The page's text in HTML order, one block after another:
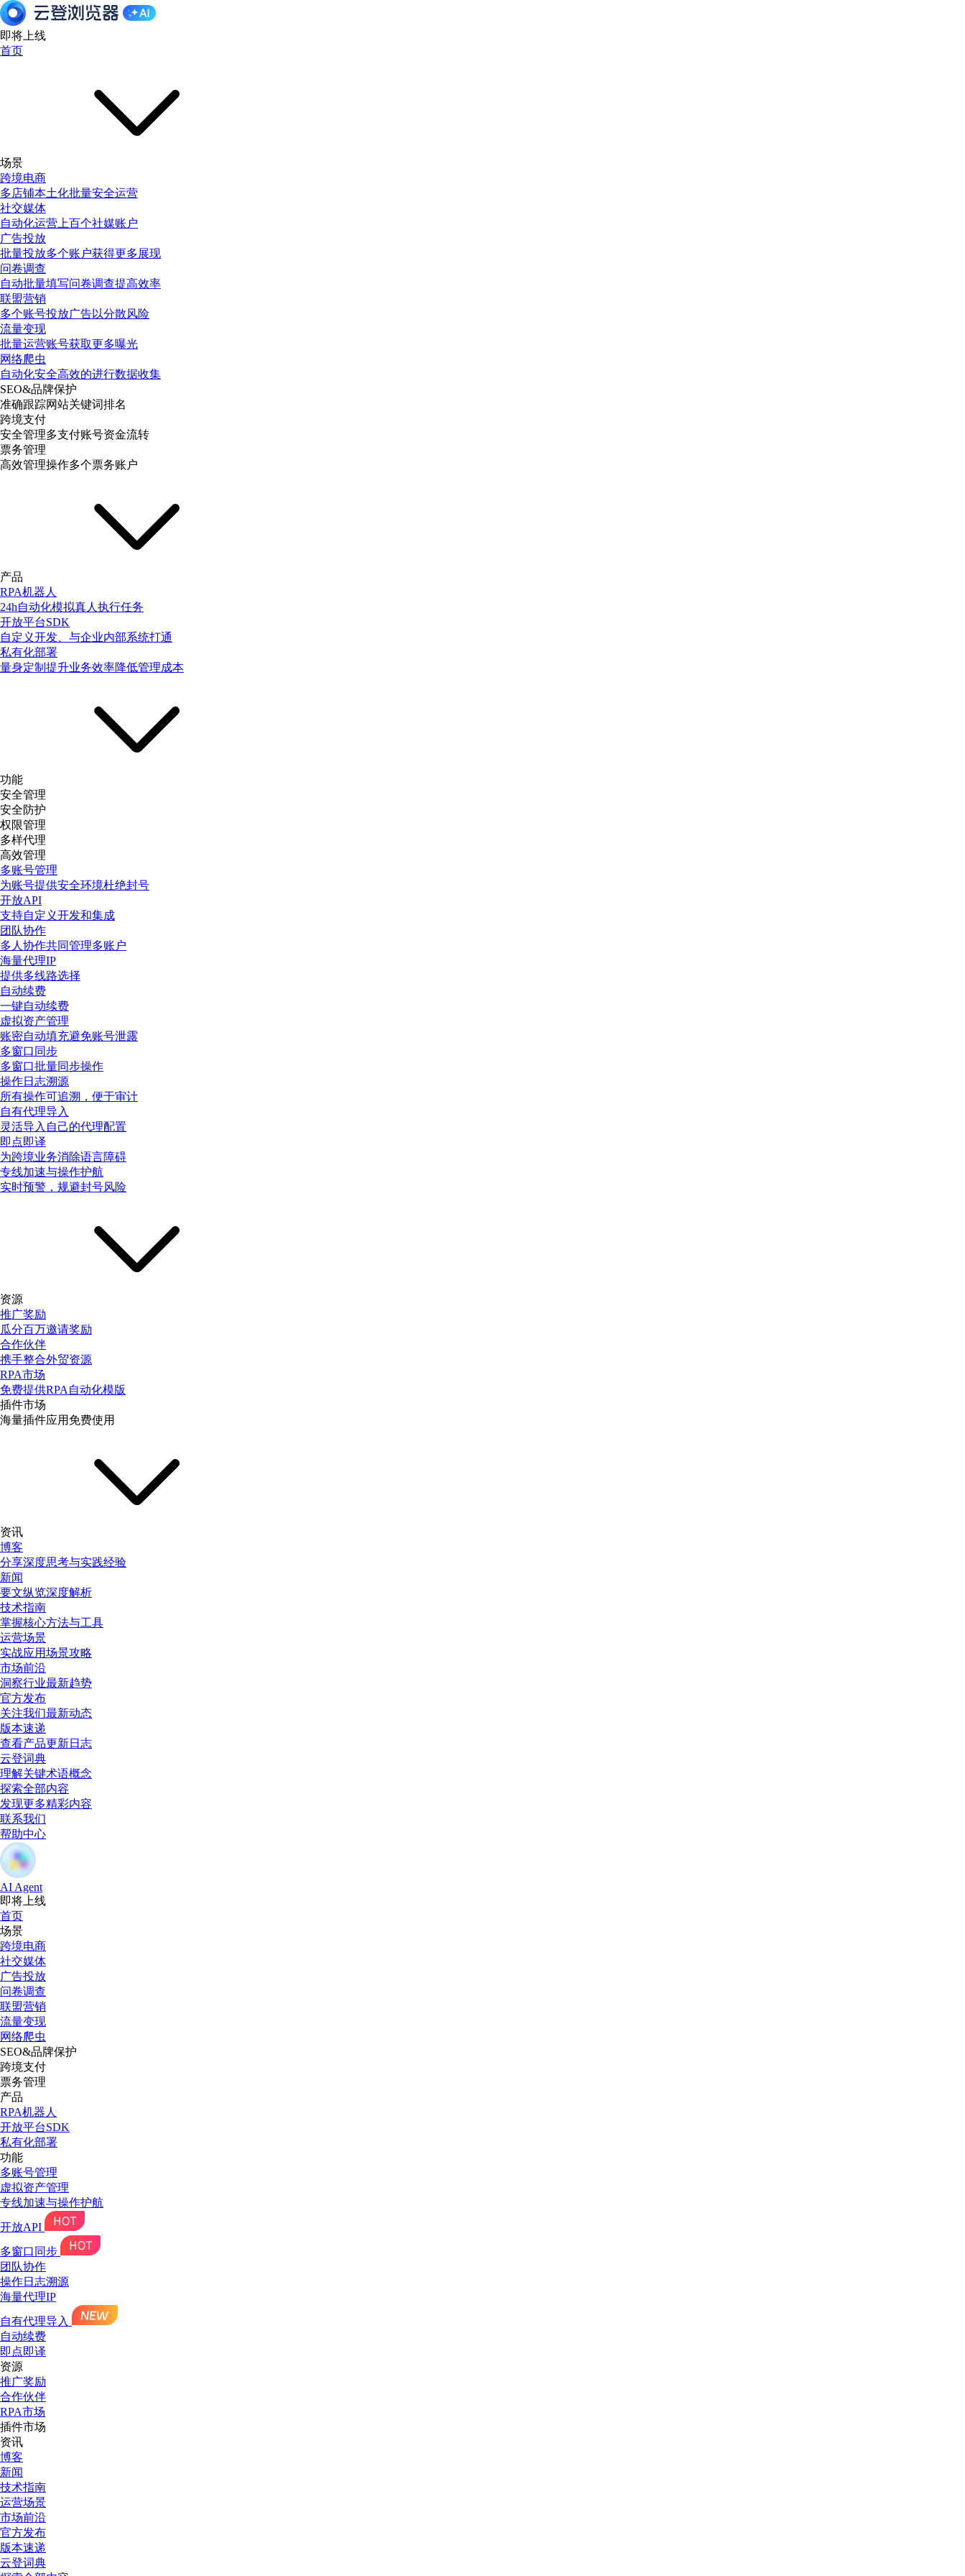
即将上线
首页
场景
跨境电商
多店铺本土化批量安全运营
社交媒体
自动化运营上百个社媒账户
广告投放
批量投放多个账户获得更多展现
问卷调查
自动批量填写问卷调查提高效率
联盟营销
多个账号投放广告以分散风险
流量变现
批量运营账号获取更多曝光
网络爬虫
自动化安全高效的进行数据收集
SEO&品牌保护
准确跟踪网站关键词排名
跨境支付
安全管理多支付账号资金流转
票务管理
高效管理操作多个票务账户
产品
RPA机器人
24h自动化模拟真人执行任务
开放平台SDK
自定义开发、与企业内部系统打通
私有化部署
量身定制提升业务效率降低管理成本
功能
安全管理
安全防护
权限管理
多样代理
高效管理
多账号管理
为账号提供安全环境杜绝封号
开放API
支持自定义开发和集成
团队协作
多人协作共同管理多账户
海量代理IP
提供多线路选择
自动续费
一键自动续费
虚拟资产管理
账密自动填充避免账号泄露
多窗口同步
多窗口批量同步操作
操作日志溯源
所有操作可追溯，便于审计
自有代理导入
灵活导入自己的代理配置
即点即译
为跨境业务消除语言障碍
专线加速与操作护航
实时预警，规避封号风险
资源
推广奖励
瓜分百万邀请奖励
合作伙伴
携手整合外贸资源
RPA市场
免费提供RPA自动化模版
插件市场
海量插件应用免费使用
资讯
博客
分享深度思考与实践经验
新闻
要文纵览深度解析
技术指南
掌握核心方法与工具
运营场景
实战应用场景攻略
市场前沿
洞察行业最新趋势
官方发布
关注我们最新动态
版本速递
查看产品更新日志
云登词典
理解关键术语概念
探索全部内容
发现更多精彩内容
联系我们
帮助中心
AI Agent
即将上线
首页
场景
跨境电商
社交媒体
广告投放
问卷调查
联盟营销
流量变现
网络爬虫
SEO&品牌保护
跨境支付
票务管理
产品
RPA机器人
开放平台SDK
私有化部署
功能
多账号管理
虚拟资产管理
专线加速与操作护航
开放API
多窗口同步
团队协作
操作日志溯源
海量代理IP
自有代理导入
自动续费
即点即译
资源
推广奖励
合作伙伴
RPA市场
插件市场
资讯
博客
新闻
技术指南
运营场景
市场前沿
官方发布
版本速递
云登词典